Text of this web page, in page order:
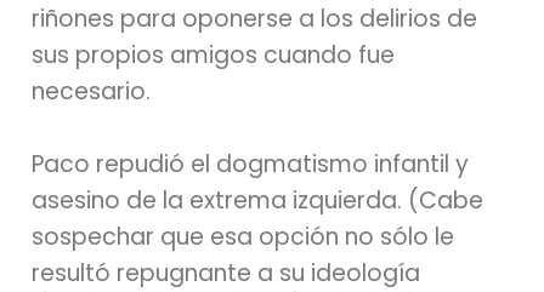
riñones para oponerse a los delirios de
sus propios amigos cuando fue
necesario.
Paco repudió el dogmatismo infantil y
asesino de la extrema izquierda. (Cabe
sospechar que esa opción no sólo le
resultó repugnante a su ideología